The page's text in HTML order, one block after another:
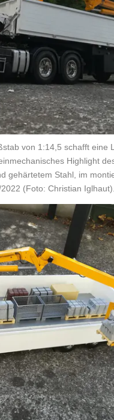
von 1:14,5 schafft eine
Highlight
gehärtetem Stahl, im
(Foto: Christian Iglhaut).